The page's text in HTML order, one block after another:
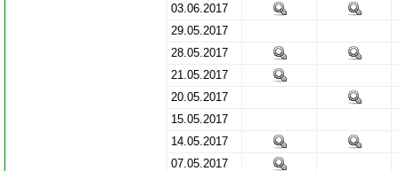
03.06.2017
29.05.2017
28.05.2017
21.05.2017
20.05.2017
15.05.2017
14.05.2017
07.05.2017